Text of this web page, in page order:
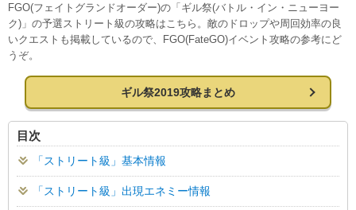
FGO(フェイトグランドオーダー)の「ギル祭(バトル・イン・ニューヨー
ク)」の予選ストリート級の攻略はこちら。敵のドロップや周回効率の良
いクエストも掲載しているので、FGO(FateGO)イベント攻略の参考にど
うぞ。
ギル祭2019攻略まとめ
目次
「ストリート級」基本情報
「ストリート級」出現エネミー情報